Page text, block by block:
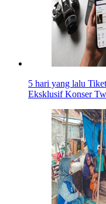
5 hari yang lalu
Eksklusif Konser